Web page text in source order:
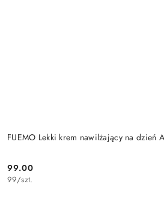
FUEMO Lekki krem nawilżający na dzień
Cena:
99.00
99/szt.